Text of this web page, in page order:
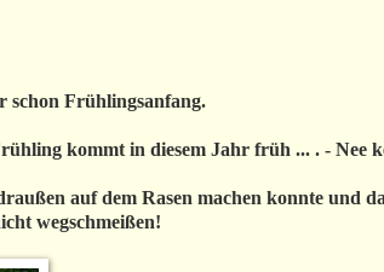
schon Frühlingsanfang.
kommt in diesem Jahr früh ... . - Nee
auf dem Rasen machen konnte und
wegschmeißen!